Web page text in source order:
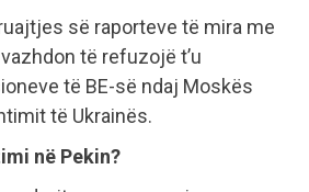
së raporteve të mira me
të refuzojë t’u
të BE-së ndaj Moskës
të Ukrainës.
në Pekin?